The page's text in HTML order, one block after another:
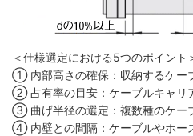
＜仕様選定における5つのポイント
① 内部高さの確保：収納するケー
② 占有率の目安：ケーブルキャリ
③ 曲げ半径の選定：複数種のケー
④ 内壁との間隔：ケーブルやホー